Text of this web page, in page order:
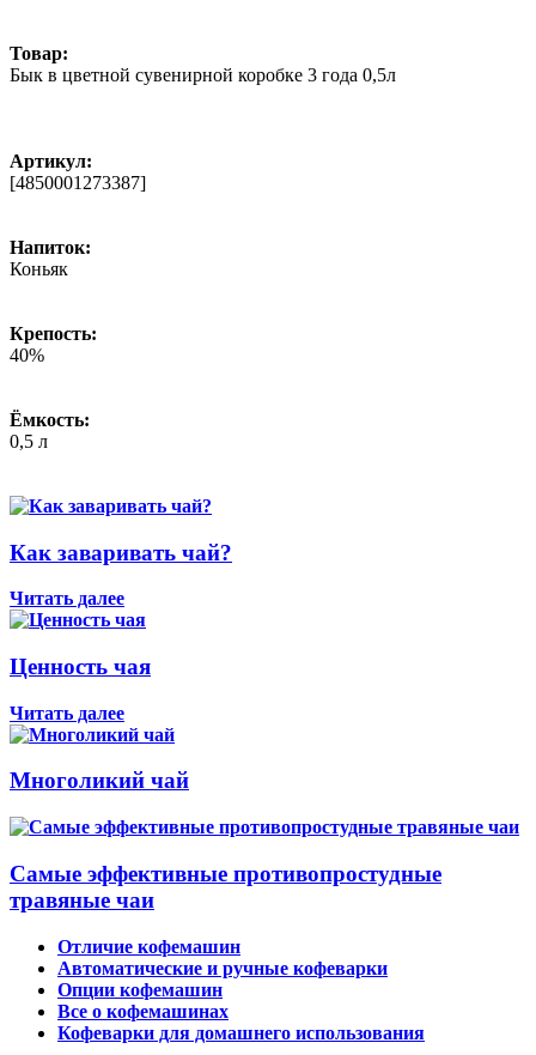
Товар:
Бык в цветной сувенирной коробке 3 года 0,5л
Артикул:
[4850001273387]
Напиток:
Коньяк
Крепость:
40%
Ёмкость:
0,5 л
Как заваривать чай?
Читать далее
Ценность чая
Читать далее
Многоликий чай
Самые эффективные противопростудные
травяные чаи
Отличие кофемашин
Автоматические и ручные кофеварки
Опции кофемашин
Все о кофемашинах
Кофеварки для домашнего использования